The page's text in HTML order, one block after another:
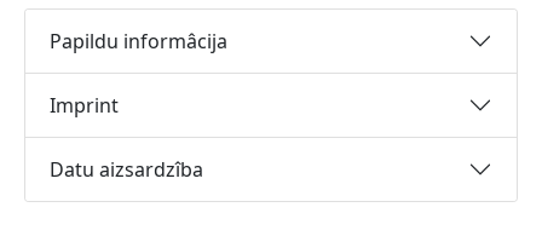
Papildu informâcija
Imprint
Datu aizsardzîba